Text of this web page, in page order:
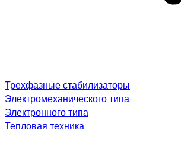
Трехфазные стабилизаторы
Электромеханического типа
Электронного типа
Тепловая техника